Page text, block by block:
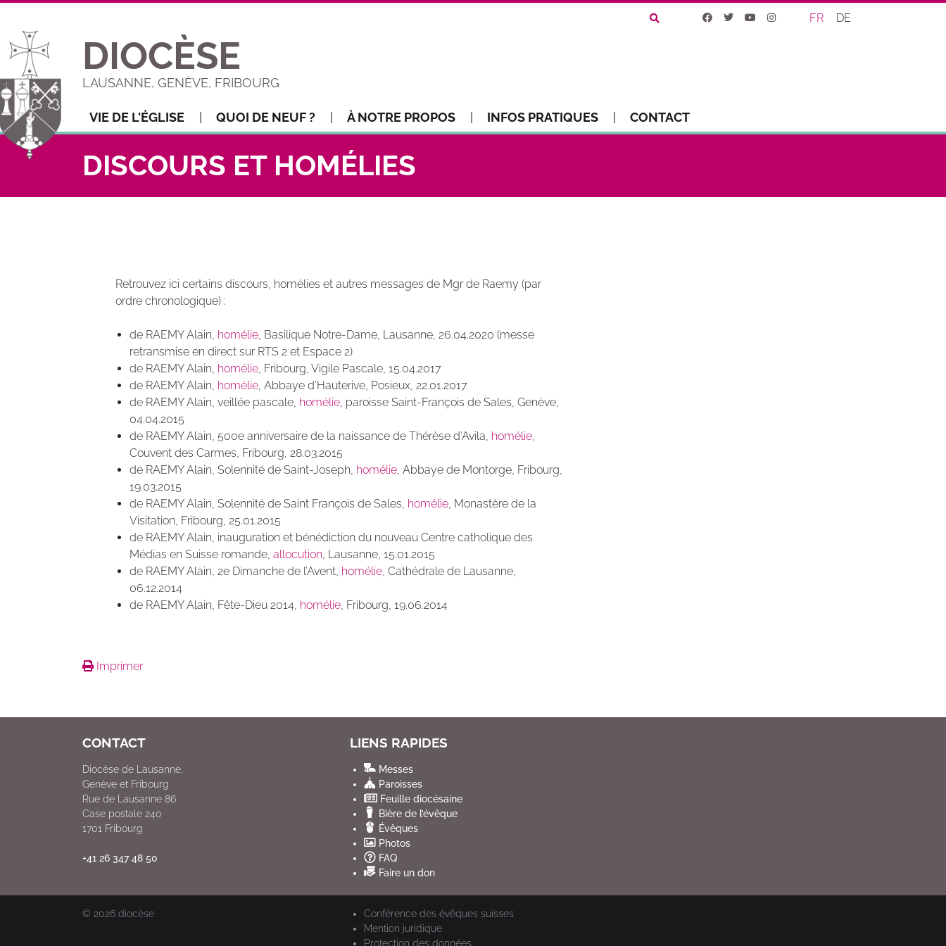
FR DE
DIOCÈSE
LAUSANNE, GENÈVE, FRIBOURG
VIE DE L'ÉGLISE QUOI DE NEUF ? À NOTRE PROPOS INFOS PRATIQUES CONTACT
DISCOURS ET HOMÉLIES
Retrouvez ici certains discours, homélies et autres messages de Mgr de Raemy (par
ordre chronologique) :
de RAEMY Alain, homélie, Basilique Notre-Dame, Lausanne, 26.04.2020 (messe
retransmise en direct sur RTS 2 et Espace 2)
de RAEMY Alain, homélie, Fribourg, Vigile Pascale, 15.04.2017
de RAEMY Alain, homélie, Abbaye d’Hauterive, Posieux, 22.01.2017
de RAEMY Alain, veillée pascale, homélie, paroisse Saint-François de Sales, Genève,
04.04.2015
de RAEMY Alain, 500e anniversaire de la naissance de Thérèse d’Avila, homélie,
Couvent des Carmes, Fribourg, 28.03.2015
de RAEMY Alain, Solennité de Saint-Joseph, homélie, Abbaye de Montorge, Fribourg,
19.03.2015
de RAEMY Alain, Solennité de Saint François de Sales, homélie, Monastère de la
Visitation, Fribourg, 25.01.2015
de RAEMY Alain, inauguration et bénédiction du nouveau Centre catholique des
Médias en Suisse romande, allocution, Lausanne, 15.01.2015
de RAEMY Alain, 2e Dimanche de l’Avent, homélie, Cathédrale de Lausanne,
06.12.2014
de RAEMY Alain, Fête-Dieu 2014, homélie, Fribourg, 19.06.2014
Imprimer
CONTACT
Diocèse de Lausanne,
Genève et Fribourg
Rue de Lausanne 86
Case postale 240
1701 Fribourg
+41 26 347 48 50
LIENS RAPIDES
Messes
Paroisses
Feuille diocésaine
Bière de l’évêque
Évêques
Photos
FAQ
Faire un don
© 2026 diocèse
Conférence des évêques suisses
Mention juridique
Protection des données